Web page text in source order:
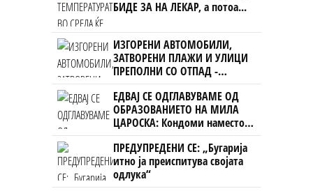
БИДЕ ЗА НА ЛЕКАР, а потоа...
ИЗГОРЕНИ АВТОМОБИЛИ,
ЗАТВОРЕНИ ПЛАЖИ И УЛИЦИ
ПРЕПОЛНИ СО ОТПАД -
Фнидек во хаос по
мигрантскиот бран кон Сеута
ЕДВАЈ СЕ ОДГЛАВУВАМЕ ОД
ОБРАЗОВАНИЕТО НА МИЛА
ЦАРОСКА: Кондоми наместо
книги
ПРЕДУПРЕДЕНИ СЕ: „Бугарија
итно ја преиспитува својата
одлука“